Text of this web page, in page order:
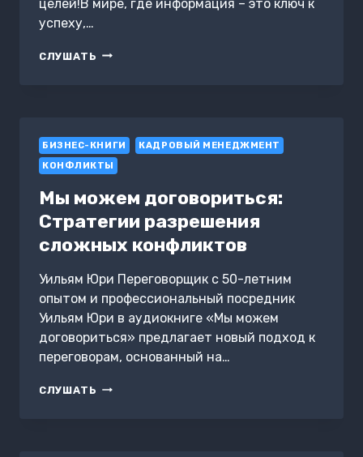
целей!В мире, где информация – это ключ к
успеху,…
СЛУШАТЬ УПРАВЛЕНИЕ
ВОПРОС
–
ЭТО
УЖЕ
ПОЛОВИНА
ОТВЕТА
БИЗНЕС-КНИГИ
КАДРОВЫЙ МЕНЕДЖМЕНТ
КОНФЛИКТЫ
Мы можем договориться:
Стратегии разрешения
сложных конфликтов
Уильям Юри Переговорщик с 50-летним
опытом и профессиональный посредник
Уильям Юри в аудиокниге «Мы можем
договориться» предлагает новый подход к
переговорам, основанный на…
СЛУШАТЬ МЫ